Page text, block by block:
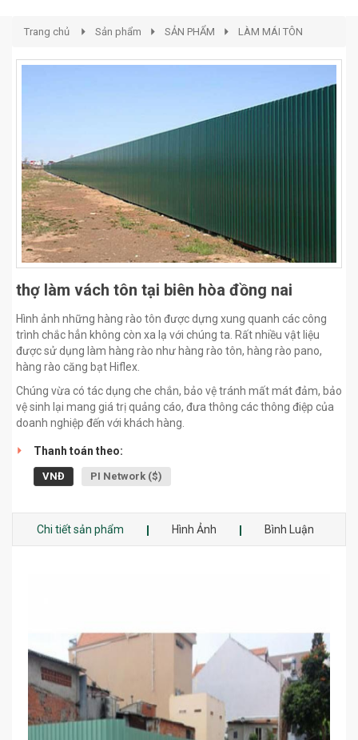
Trang chủ Sản phẩm SẢN PHẨM LÀM MÁI TÔN
thợ làm vách tôn tại biên hòa đồng nai
Hình ảnh những hàng rào tôn được dựng xung quanh các công
trình chắc hẳn không còn xa lạ với chúng ta. Rất nhiều vật liệu
được sử dụng làm hàng rào như hàng rào tôn, hàng rào pano,
hàng rào căng bạt Hiflex.
Chúng vừa có tác dụng che chắn, bảo vệ tránh mất mát đảm, bảo
vệ sinh lại mang giá trị quảng cáo, đưa thông các thông điệp của
doanh nghiệp đến với khách hàng.
Thanh toán theo:
VNĐ PI Network ($)
Chi tiết sản phẩm Hình Ảnh Bình Luận